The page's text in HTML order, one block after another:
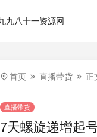
首页 直播带货 正
直播带货
7天螺旋递增起